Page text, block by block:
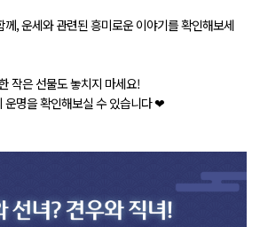
, 운세와 관련된 흥미로운 이야기를 확인해보세
작은 선물도 놓치지 마세요!
운명을 확인해보실 수 있습니다 ❤